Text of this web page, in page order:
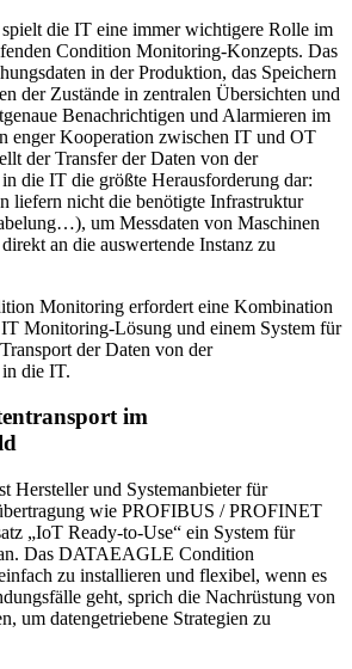
die IT eine immer wichtigere Rolle im
Condition Monitoring-Konzepts. Das
in der Produktion, das Speichern
der Zustände in zentralen Übersichten und
Benachrichtigen und Alarmieren im
enger Kooperation zwischen IT und OT
der Transfer der Daten von der
die IT die größte Herausforderung dar:
liefern nicht die benötigte Infrastruktur
um Messdaten von Maschinen
an die auswertende Instanz zu
Monitoring erfordert eine Kombination
IT Monitoring-Lösung und einem System für
der Daten von der
die IT.
im
Hersteller und Systemanbieter für
wie PROFIBUS / PROFINET
„IoT Ready-to-Use“ ein System für
Das DATAEAGLE Condition
zu installieren und flexibel, wenn es
geht, sprich die Nachrüstung von
um datengetriebene Strategien zu